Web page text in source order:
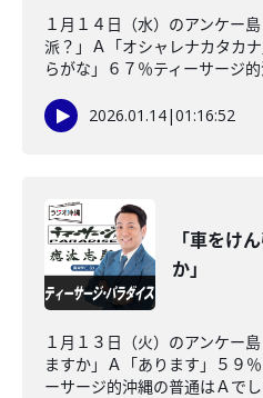
１月１４日（水）のアンケー
派？」Ａ「オシャレナカタカ
らがな」６７％ティーサージ
2026.01.14|01:16:52
「車をけ
か」
１月１３日（火）のアンケー
ますか」Ａ「あります」５９
ーサージ的沖縄の普通はＡでし